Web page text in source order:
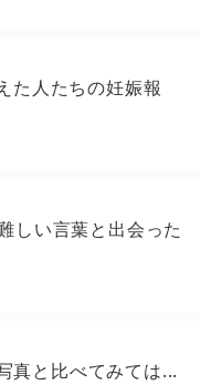
た人たちの妊娠報
しい言葉と出会った
真と比べてみては...